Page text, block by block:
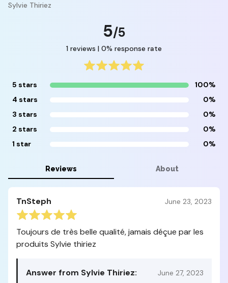
Sylvie Thiriez
5/5
1 reviews | 0% response rate
5 stars
100%
4 stars
0%
3 stars
0%
2 stars
0%
1 star
0%
Reviews About
TnSteph June 23, 2023
Toujours de très belle qualité, jamais déçue par les
produits Sylvie thiriez
Answer from Sylvie Thiriez: June 27, 2023